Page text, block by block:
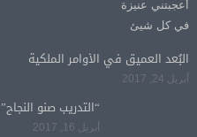
البُعد العميق في الأوامر الملكية
أبريل 24, 2017
“التدريب صنو النجاح”
أبريل 16, 2017